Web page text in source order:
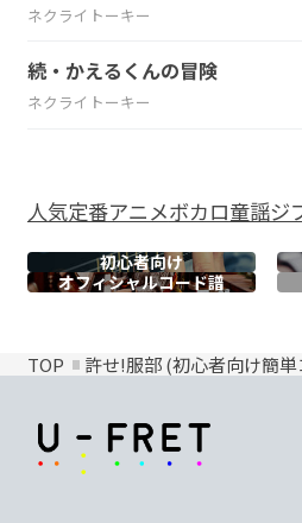
ネクライトーキー
続・かえるくんの冒険
ネクライトーキー
人気定番アニメボカロ童謡ジ
初心者向け
オフィシャルコード譜
TOP 許せ!服部 (初心者向け簡単